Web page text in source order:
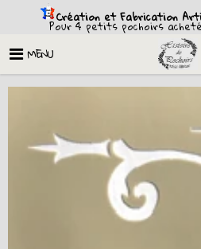
Création et Fabrication
Pour 4 petits pochoirs
MENU